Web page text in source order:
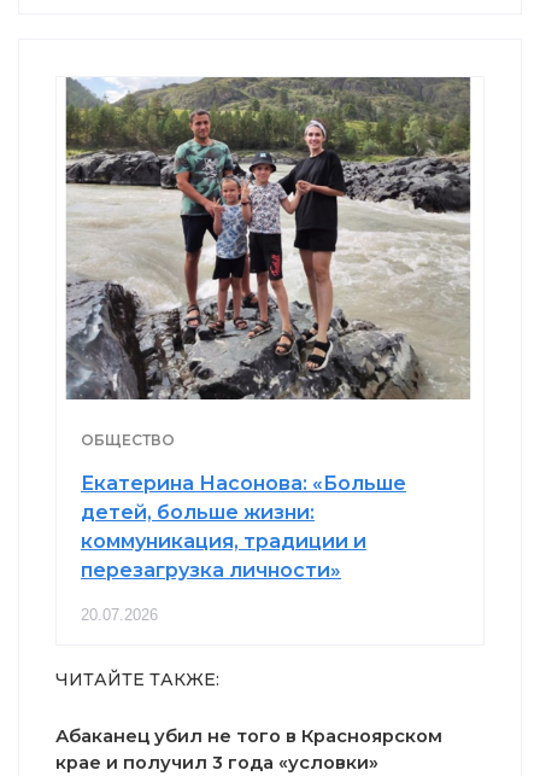
ОБЩЕСТВО
Екатерина Насонова: «Больше
детей, больше жизни:
коммуникация, традиции и
перезагрузка личности»
20.07.2026
ЧИТАЙТЕ ТАКЖЕ:
Абаканец убил не того в Красноярском
крае и получил 3 года «условки»